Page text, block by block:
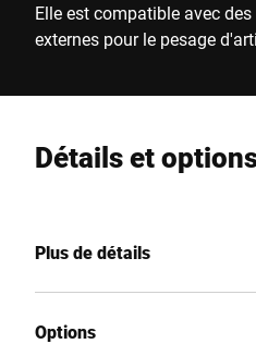
Elle est compatible avec
externes pour le pesage
Détails et
Plus de détails
Options